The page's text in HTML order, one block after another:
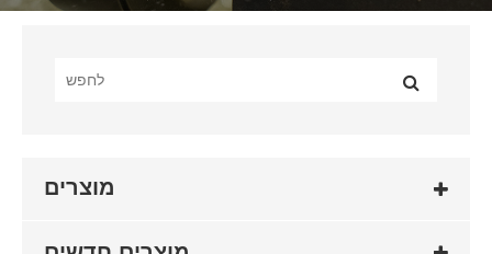
מוצרים